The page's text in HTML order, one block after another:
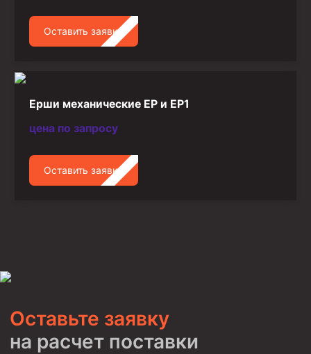
Оставить заявку
Ерши механические ЕР и ЕР1
цена по запросу
Оставить заявку
Оставьте заявку
на расчет поставки